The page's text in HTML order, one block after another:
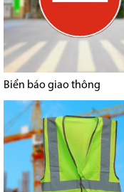
Biển báo giao thông